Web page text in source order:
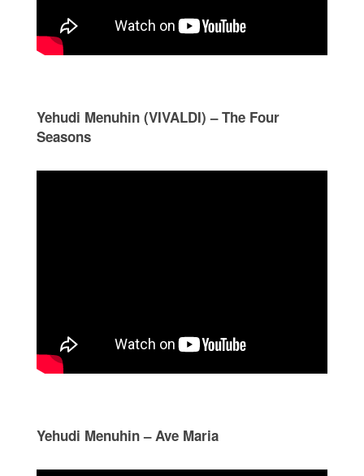
Yehudi Menuhin (VIVALDI) – The Four
Seasons
Yehudi Menuhin – Ave Maria